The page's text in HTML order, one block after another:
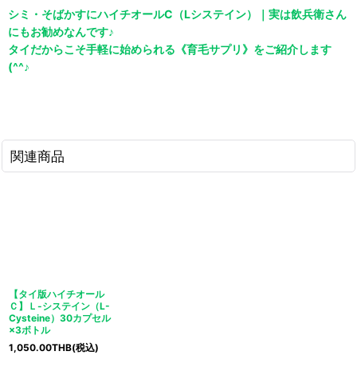
シミ・そばかすにハイチオールC（Lシステイン）｜実は飲兵衛さん
にもお勧めなんです♪
タイだからこそ手軽に始められる《育毛サプリ》をご紹介します
(^^♪
関連商品
【タイ版ハイチオール
Ｃ】Ｌ-システイン（L-
Cysteine）30カプセル
×3ボトル
1,050.00THB(税込)